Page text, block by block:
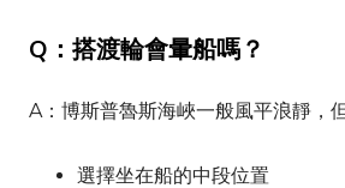
Q：搭渡輪會暈船嗎？
A：博斯普魯斯海峽一般風平浪靜，
選擇坐在船的中段位置